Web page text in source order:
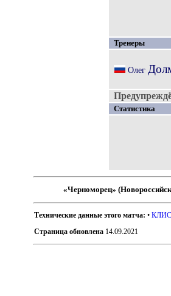
Тренеры
Олег
Статистика
«Черноморец»
Технические данные этого матча: •
Страница обновлена 14.09.2021